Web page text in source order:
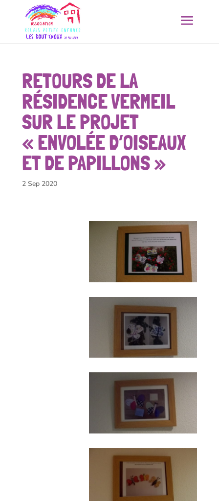
RETOURS DE LA
RÉSIDENCE VERMEIL
SUR LE PROJET
« ENVOLÉE D’OISEAUX
ET DE PAPILLONS »
2 Sep 2020